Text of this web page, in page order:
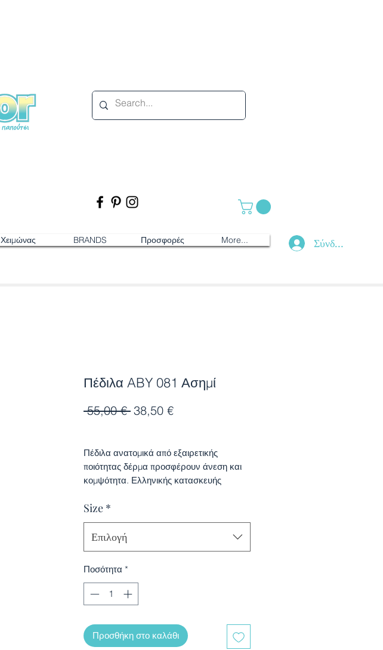
Χειμώνας BRANDS Προσφορές More... Σύνδεση
Πέδιλα ABY 081 Ασημί
55,00 € Κανονική
38,50 €Τιμή
Πέδιλα ανατομικά από εξαιρετικής
ποιότητας δέρμα προσφέρουν άνεση και
κομψότητα. Ελληνικής κατασκευής
Size *
Επιλογή
Ποσότητα *
Προσθήκη στο καλάθι